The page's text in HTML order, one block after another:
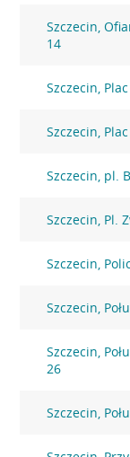
Szczecin,
14
Szczecin,
Szczecin,
Szczecin, pl.
Szczecin, Pl.
Szczecin,
Szczecin,
Szczecin,
26
Szczecin,